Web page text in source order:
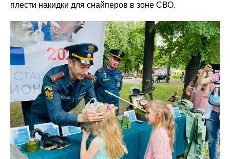
плести накидки для снайперов в зоне СВО.